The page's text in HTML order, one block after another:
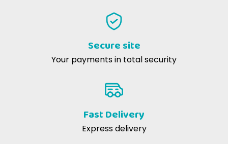
Secure site
Your payments in total security
Fast Delivery
Express delivery